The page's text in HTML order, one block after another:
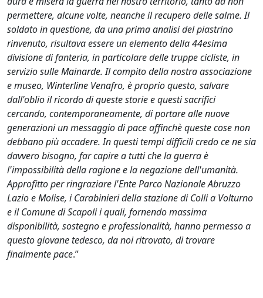
permettere, alcune volte, neanche il recupero delle salme. Il
soldato in questione, da una prima analisi del piastrino
rinvenuto, risultava essere un elemento della 44esima
divisione di fanteria, in particolare delle truppe cicliste, in
servizio sulle Mainarde. Il compito della nostra associazione
e museo, Winterline Venafro, è proprio questo, salvare
dall'oblio il ricordo di queste storie e questi sacrifici
cercando, contemporaneamente, di portare alle nuove
generazioni un messaggio di pace affinchè queste cose non
debbano più accadere. In questi tempi difficili credo ce ne sia
davvero bisogno, far capire a tutti che la guerra è
l'impossibilità della ragione e la negazione dell'umanità.
Approfitto per ringraziare l'Ente Parco Nazionale Abruzzo
Lazio e Molise, i Carabinieri della stazione di Colli a Volturno
e il Comune di Scapoli i quali, fornendo massima
disponibilità, sostegno e professionalità, hanno permesso a
questo giovane tedesco, da noi ritrovato, di trovare
finalmente pace.”